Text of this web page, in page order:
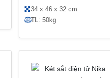
34 x 46 x 32 cm
TL: 50kg